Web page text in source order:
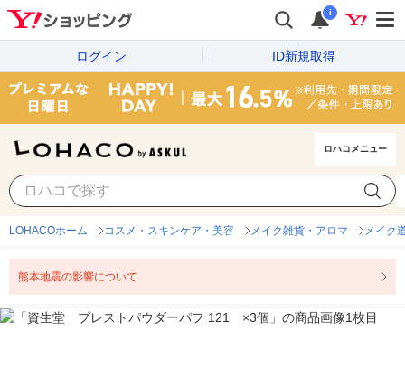
i
ログイン ID新規取得
ロハコメニュー
LOHACOホーム コスメ・スキンケア・美容 メイク雑貨・アロマ メイク
熊本地震の影響について